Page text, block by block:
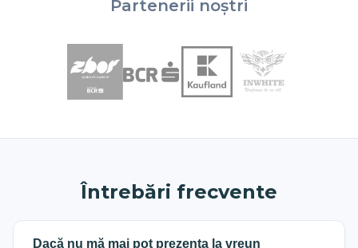
Partenerii noștri
Întrebări frecvente
Dacă nu mă mai pot prezenta la vreun